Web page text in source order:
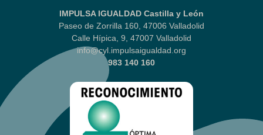
IMPULSA IGUALDAD Castilla y León
Paseo de Zorrilla 160, 47006 Valladolid
Calle Hípica, 9, 47007 Valladolid
info@cyl.impulsaigualdad.org
983 140 160